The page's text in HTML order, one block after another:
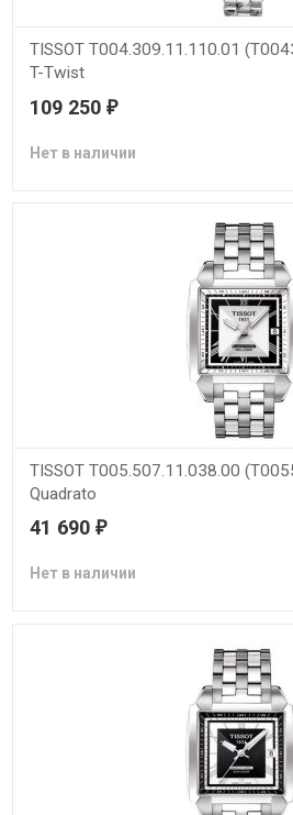
TISSOT T004.309.11.110.01
T-Twist
109 250 ₽
Нет в наличии
TISSOT T005.507.11.038.00
Quadrato
41 690 ₽
Нет в наличии